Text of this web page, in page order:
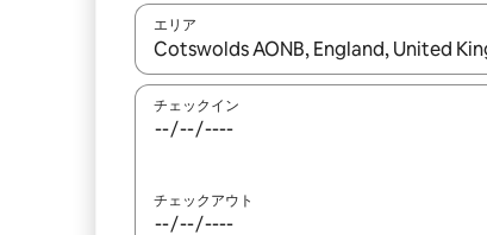
エリア
検索結果が表示されたら、上下の矢印キー
チェックイン
チェックアウト